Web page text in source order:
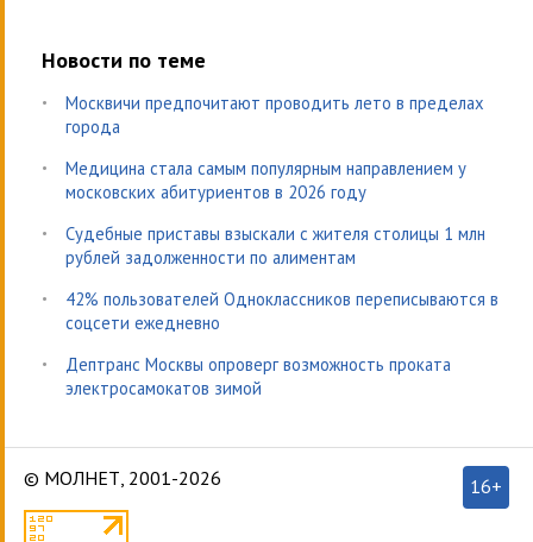
Новости по теме
Москвичи предпочитают проводить лето в пределах
города
Медицина стала самым популярным направлением у
московских абитуриентов в 2026 году
Судебные приставы взыскали с жителя столицы 1 млн
рублей задолженности по алиментам
42% пользователей Одноклассников переписываются в
соцсети ежедневно
Дептранс Москвы опроверг возможность проката
электросамокатов зимой
© МОЛНЕТ, 2001-2026 16+